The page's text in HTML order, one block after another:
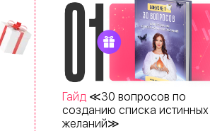
Гайд≪30 вопросов по
созданию списка истинных
желаний≫